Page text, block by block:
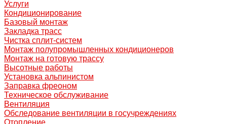
Услуги
Кондиционирование
Базовый монтаж
Закладка трасс
Чистка сплит-систем
Монтаж полупромышленных кондиционеров
Монтаж на готовую трассу
Высотные работы
Установка альпинистом
Заправка фреоном
Техническое обслуживание
Вентиляция
Обследование вентиляции в госучреждениях
Отопление